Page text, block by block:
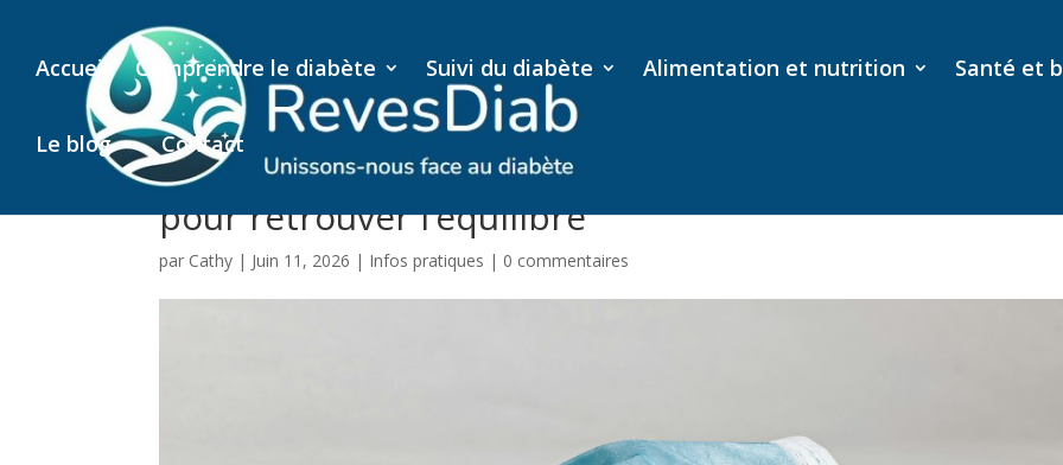
Accueil Comprendre le diabète Suivi du diabète Alimentation et nutrition Santé et
Le blog Contact
Insulinémie élevée : Causes, symptômes et solutions
pour retrouver l’équilibre
par Cathy | Juin 11, 2026 | Infos pratiques | 0 commentaires